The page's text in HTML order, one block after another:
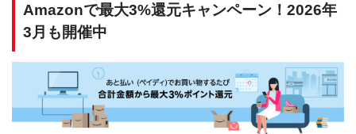
Amazonで最大3%還元キャンペーン！2026年
3月も開催中